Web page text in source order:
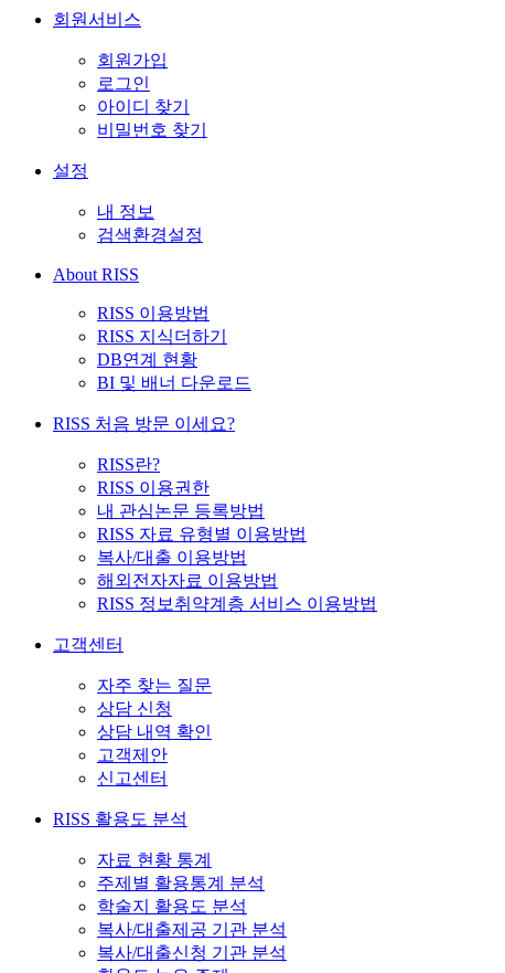
회원서비스
회원가입
로그인
아이디 찾기
비밀번호 찾기
설정
내 정보
검색환경설정
About RISS
RISS 이용방법
RISS 지식더하기
DB연계 현황
BI 및 배너 다운로드
RISS 처음 방문 이세요?
RISS란?
RISS 이용권한
내 관심논문 등록방법
RISS 자료 유형별 이용방법
복사/대출 이용방법
해외전자자료 이용방법
RISS 정보취약계층 서비스 이용방법
고객센터
자주 찾는 질문
상담 신청
상담 내역 확인
고객제안
신고센터
RISS 활용도 분석
자료 현황 통계
주제별 활용통계 분석
학술지 활용도 분석
복사/대출제공 기관 분석
복사/대출신청 기관 분석